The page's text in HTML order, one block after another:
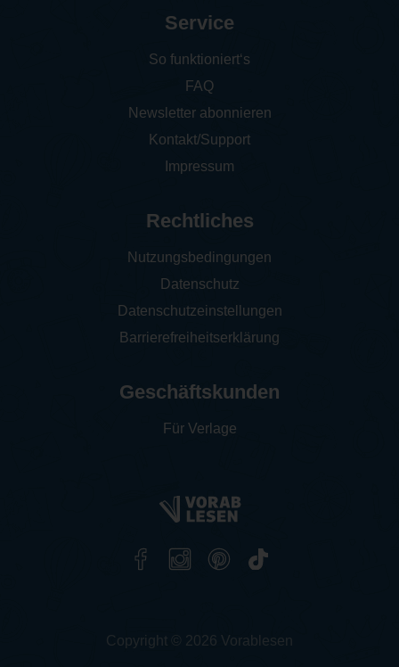
Service
So funktioniert‘s
FAQ
Newsletter abonnieren
Kontakt/Support
Impressum
Rechtliches
Nutzungsbedingungen
Datenschutz
Datenschutzeinstellungen
Barrierefreiheitserklärung
Geschäftskunden
Für Verlage
Copyright © 2026 Vorablesen